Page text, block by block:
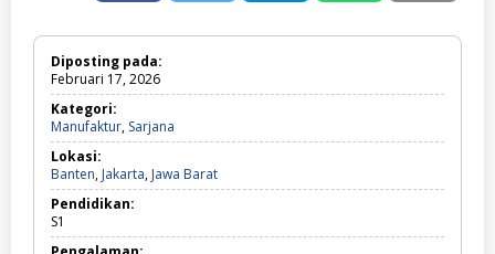
Diposting pada:
Februari 17, 2026
Kategori:
Manufaktur, Sarjana
Sarjana
Lokasi:
Banten, Jakarta, Jawa BaratBanten,
Jakarta,
Pendidikan:
S1